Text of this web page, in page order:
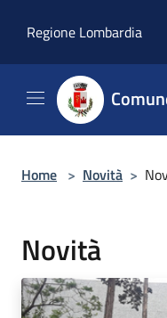
Regione Lombardia
Home > Novità >
Novità